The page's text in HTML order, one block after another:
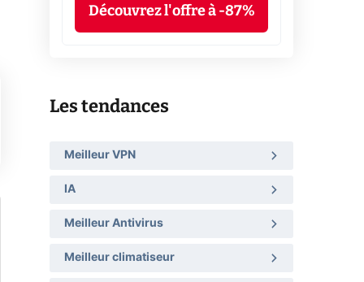
Découvrez l'offre à -87%
Les tendances
Meilleur VPN
IA
Meilleur Antivirus
Meilleur climatiseur